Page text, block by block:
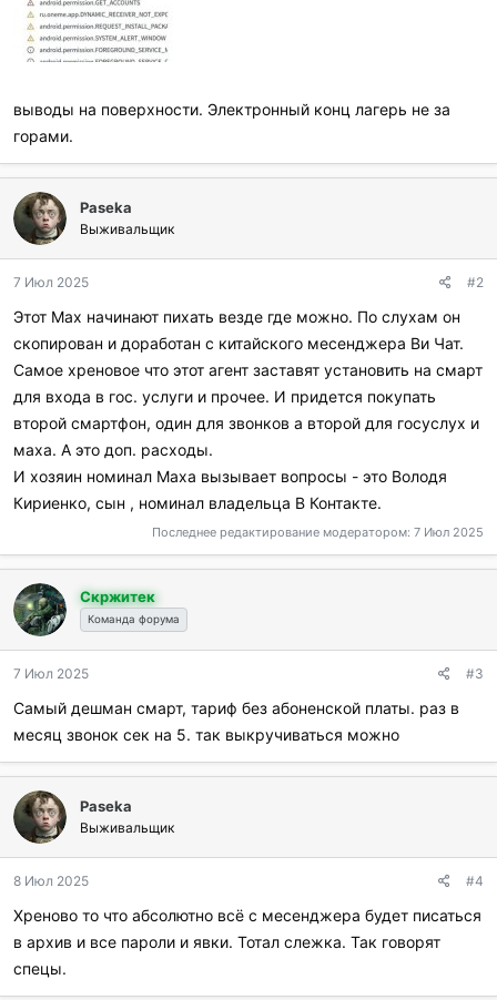
выводы на поверхности. Электронный конц лагерь не за
горами.
Paseka
Выживальщик
7 Июл 2025 #2
Этот Мах начинают пихать везде где можно. По слухам он
скопирован и доработан с китайского месенджера Ви Чат.
Самое хреновое что этот агент заставят установить на смарт
для входа в гос. услуги и прочее. И придется покупать
второй смартфон, один для звонков а второй для госуслух и
маха. А это доп. расходы.
И хозяин номинал Маха вызывает вопросы - это Володя
Кириенко, сын , номинал владельца В Контакте.
Последнее редактирование модератором: 7 Июл 2025
Скржитек
Команда форума
7 Июл 2025 #3
Самый дешман смарт, тариф без абоненской платы. раз в
месяц звонок сек на 5. так выкручиваться можно
Paseka
Выживальщик
8 Июл 2025 #4
Хреново то что абсолютно всё с месенджера будет писаться
в архив и все пароли и явки. Тотал слежка. Так говорят
спецы.